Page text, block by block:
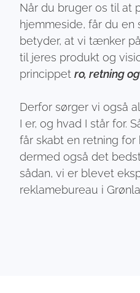
Når du bruger os til at
hjemmeside, får du en
betyder, at vi tænker
til jeres produkt og
princippetro, retning
Derfor sørger vi også
I er, og hvad I står for.
får skabt en retning
dermed også det
sådan, vi er blevet
reklamebureau i